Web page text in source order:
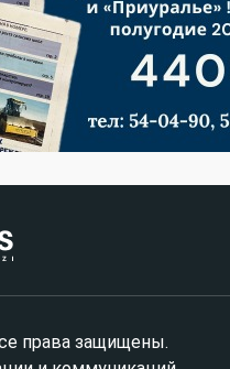
права защищены.